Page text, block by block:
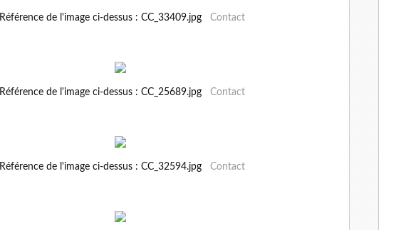
Référence de l'image ci-dessus : CC_33409.jpg Contact
Référence de l'image ci-dessus : CC_25689.jpg Contact
Référence de l'image ci-dessus : CC_32594.jpg Contact